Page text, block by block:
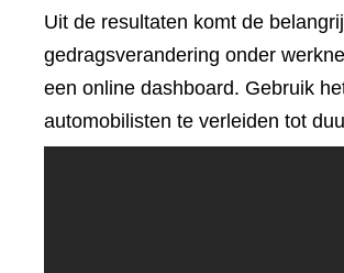
Uit de resultaten komt de
gedragsverandering onder
een online dashboard. Gebruik
automobilisten te verleiden tot